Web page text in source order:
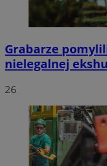
Grabarze
nielegalnej
26